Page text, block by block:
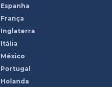
Espanha
França
Inglaterra
Itália
México
Portugal
Holanda